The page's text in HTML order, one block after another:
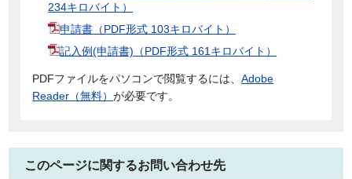
234キロバイト）
申請書（PDF形式 103キロバイト）
記入例(申請書)（PDF形式 161キロバイト）
PDFファイルをパソコンで閲覧するには、Adobe
Reader（無料）が必要です。
このページに関するお問い合わせ先